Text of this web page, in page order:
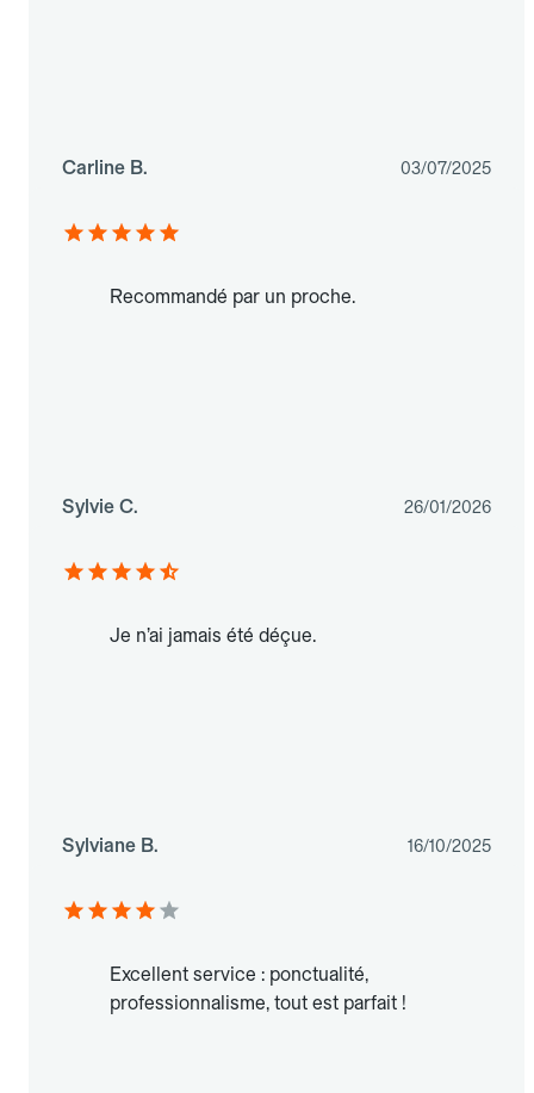
Carline B. 03/07/2025
Recommandé par un proche.
Sylvie C. 26/01/2026
Je n’ai jamais été déçue.
Sylviane B. 16/10/2025
Excellent service : ponctualité,
professionnalisme, tout est parfait !